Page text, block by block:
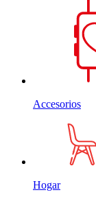
Accesorios
Hogar